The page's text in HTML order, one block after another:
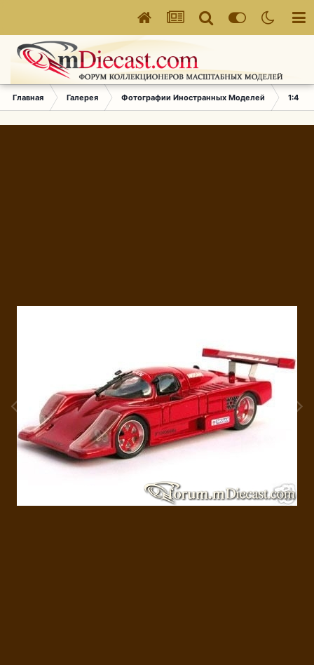
Главная Галерея Фотографии Иностранных Моделей 1:43